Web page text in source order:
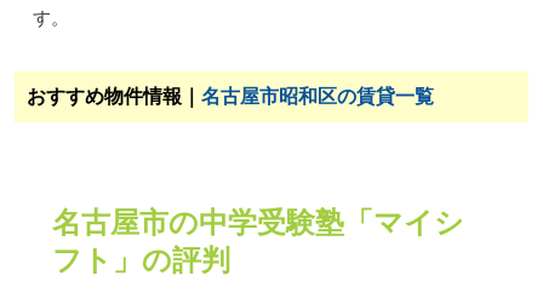
す。
おすすめ物件情報｜ 名古屋市昭和区の賃貸一覧
名古屋市の中学受験塾「マイシ
フト」の評判